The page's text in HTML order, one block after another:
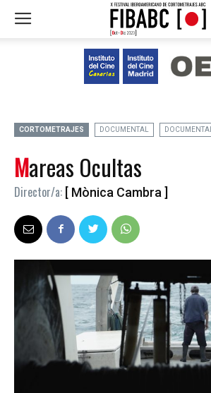
CORTOMETRAJES DOCUMENTAL DOCUMENTAL
Mareas Ocultas
Director/a: [ Mònica Cambra ]